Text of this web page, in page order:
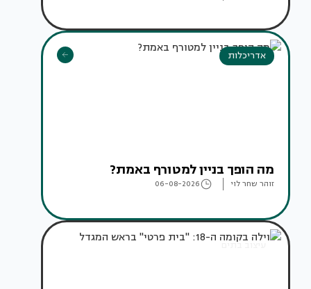
אדריכלות
מה הופך בניין למטורף באמת?
זוהר שחר לוי 06-08-2026
עיצוב בתים